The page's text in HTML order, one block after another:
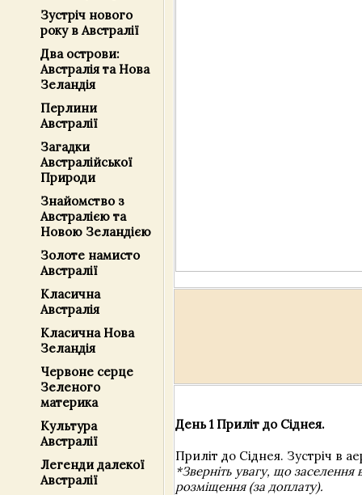
Зустріч нового
року в Австралії
Два острови:
Австралія та Нова
Зеландія
Перлини
Австралії
Загадки
Австралійської
Природи
Знайомство з
Австралією та
Новою Зеландією
Золоте намисто
Австралії
Класична
Австралія
Класична Нова
Зеландія
Червоне серце
Зеленого
материка
Культура
Австралії
Легенди далекої
Австралії
День 1 Приліт до Сіднея.
Приліт до Сіднея. Зустріч в
*Зверніть увагу, що
розміщення (за доплату).